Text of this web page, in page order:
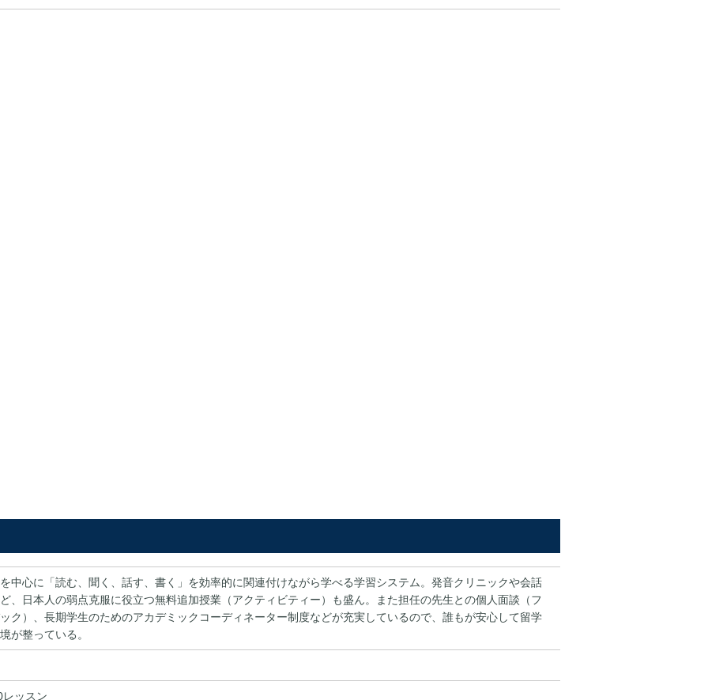
を中心に「読む、聞く、話す、書く」を効率的に関連付けながら学べる学習システム。発音クリニックや会話
、日本人の弱点克服に役立つ無料追加授業（アクティビティー）も盛ん。また担任の先生との個人面談（フ
ク）、長期学生のためのアカデミックコーディネーター制度などが充実しているので、誰もが安心して留学
が整っている。
ッスン